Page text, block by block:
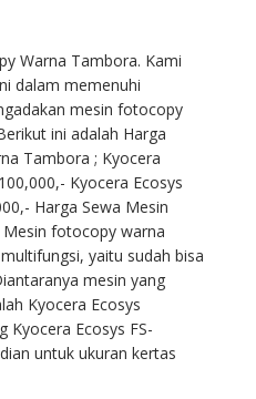
Warna Tambora. Kami
dalam memenuhi
mesin fotocopy
ini adalah Harga
Tambora ; Kyocera
Kyocera Ecosys
Harga Sewa Mesin
fotocopy warna
yaitu sudah bisa
mesin yang
Kyocera Ecosys
Kyocera Ecosys FS-
untuk ukuran kertas